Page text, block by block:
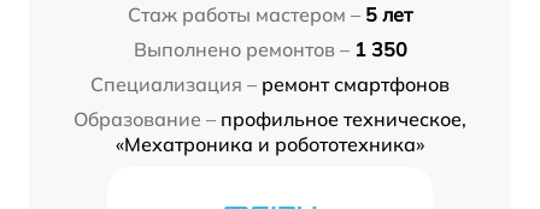
Стаж работы мастером – 5 лет
Выполнено ремонтов – 1 350
Специализация – ремонт смартфонов
Образование – профильное техническое,
«Мехатроника и робототехника»